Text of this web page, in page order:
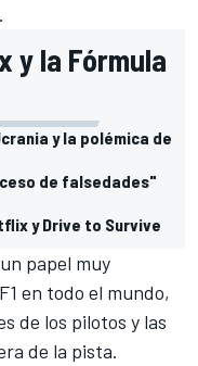
y la Fórmula
y la polémica de
de falsedades"
y Drive to Survive
papel muy
en todo el mundo,
de los pilotos y las
de la pista.